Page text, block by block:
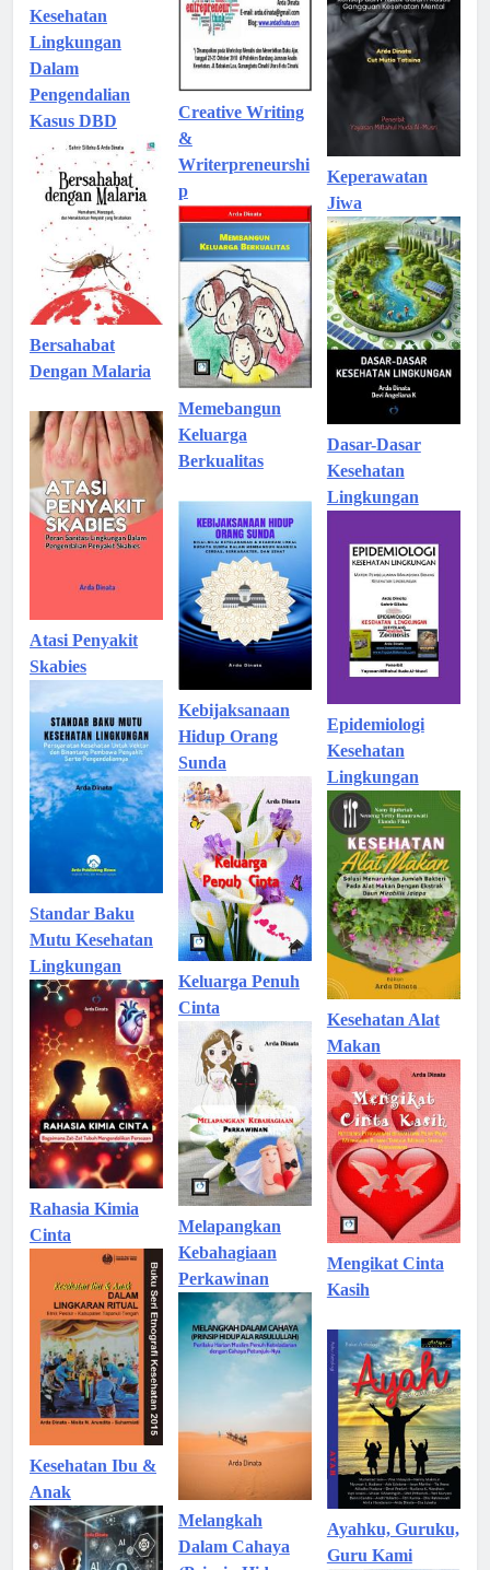
Kesehatan
Lingkungan
Dalam
Pengendalian
Kasus DBD
Bersahabat
Dengan Malaria
Atasi Penyakit
Skabies
Standar Baku
Mutu Kesehatan
Lingkungan
Rahasia Kimia
Cinta
Kesehatan Ibu &
Anak
Creative Writing
&
Writerpreneurshi
p
Memebangun
Keluarga
Berkualitas
Kebijaksanaan
Hidup Orang
Sunda
Keluarga Penuh
Cinta
Melapangkan
Kebahagiaan
Perkawinan
Melangkah
Dalam Cahaya
Keperawatan
Jiwa
Dasar-Dasar
Kesehatan
Lingkungan
Epidemiologi
Kesehatan
Lingkungan
Kesehatan Alat
Makan
Mengikat Cinta
Kasih
Ayahku, Guruku,
Guru Kami